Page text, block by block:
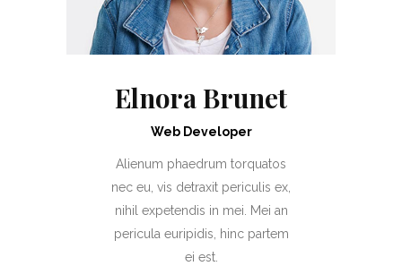
Elnora Brunet
Web Developer
Alienum phaedrum torquatos
nec eu, vis detraxit periculis ex,
nihil expetendis in mei. Mei an
pericula euripidis, hinc partem
ei est.